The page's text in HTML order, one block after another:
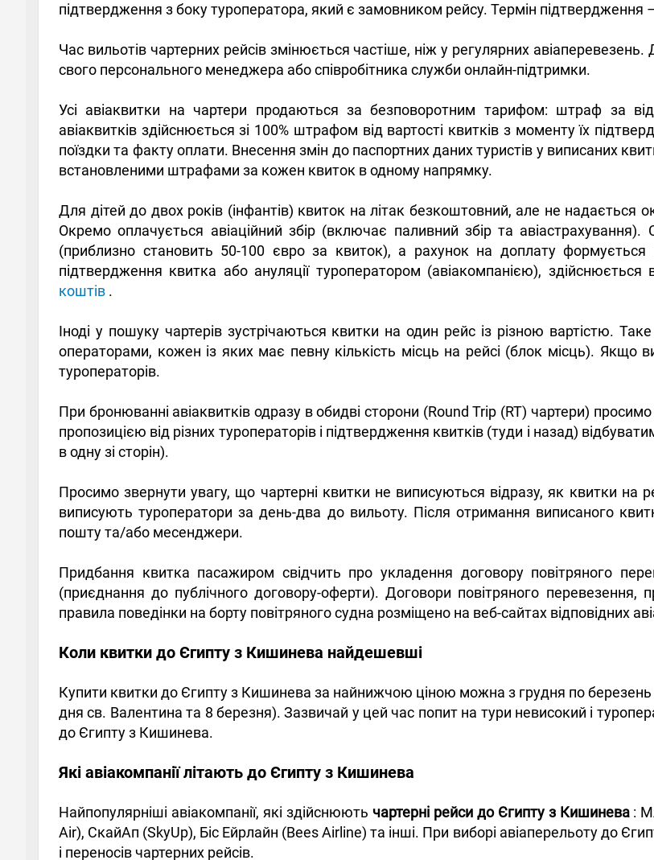
підтвердження з боку туроператора, який є замовником рейсу. Термін підтвердження
Час вильотів чартерних рейсів змінюється частіше, ніж у регулярних
свого персонального менеджера або співробітника служби онлайн-підтримки.
Усі авіаквитки на чартери продаються за безповоротним тарифом: штраф за
авіаквитків здійснюється зі 100% штрафом від вартості квитків з моменту їх
поїздки та факту оплати. Внесення змін до паспортних даних туристів у виписаних
встановленими штрафами за кожен квиток в одному напрямку.
Для дітей до двох років (інфантів) квиток на літак безкоштовний, але не надається
Окремо оплачується авіаційний збір (включає паливний збір та
(приблизно становить 50-100 євро за квиток), а рахунок на доплату
підтвердження квитка або ануляції туроператором (авіакомпанією), здійснюється
коштів .
Іноді у пошуку чартерів зустрічаються квитки на один рейс із різною вартістю.
операторами, кожен із яких має певну кількість місць на рейсі (блок місць). Якщо
туроператорів.
При бронюванні авіаквитків одразу в обидві сторони (Round Trip (RT) чартери)
пропозицією від різних туроператорів і підтвердження квитків (туди і назад)
в одну зі сторін).
Просимо звернути увагу, що чартерні квитки не виписуються відразу, як квитки на
виписують туроператори за день-два до вильоту. Після отримання виписаного
пошту та/або месенджери.
Придбання квитка пасажиром свідчить про укладення договору повітряного
(приєднання до публічного договору-оферти). Договори повітряного перевезення,
правила поведінки на борту повітряного судна розміщено на веб-сайтах відповідних
Коли квитки до Єгипту з Кишинева найдешевші
Купити квитки до Єгипту з Кишинева за найнижчою ціною можна з грудня по березень
дня св. Валентина та 8 березня). Зазвичай у цей час попит на тури невисокий і
до Єгипту з Кишинева.
Які авіакомпанії літають до Єгипту з Кишинева
Найпопулярніші авіакомпанії, які здійснюють чартерні рейси до Єгипту з Кишинева:
Air), СкайАп (SkyUp), Біс Ейрлайн (Bees Airline) та інші. При виборі авіаперельоту до
і переносів чартерних рейсів.